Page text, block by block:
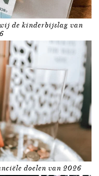
wij de kinderbijslag van
doelen van 2026